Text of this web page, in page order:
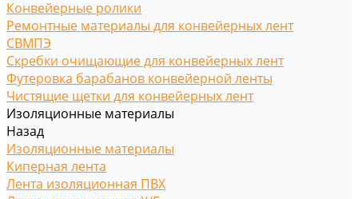
Конвейерные ролики
Ремонтные материалы для конвейерных лент
СВМПЭ
Скребки очищающие для конвейерных лент
Футеровка барабанов конвейерной ленты
Чистящие щетки для конвейерных лент
Изоляционные материалы
Назад
Изоляционные материалы
Киперная лента
Лента изоляционная ПВХ